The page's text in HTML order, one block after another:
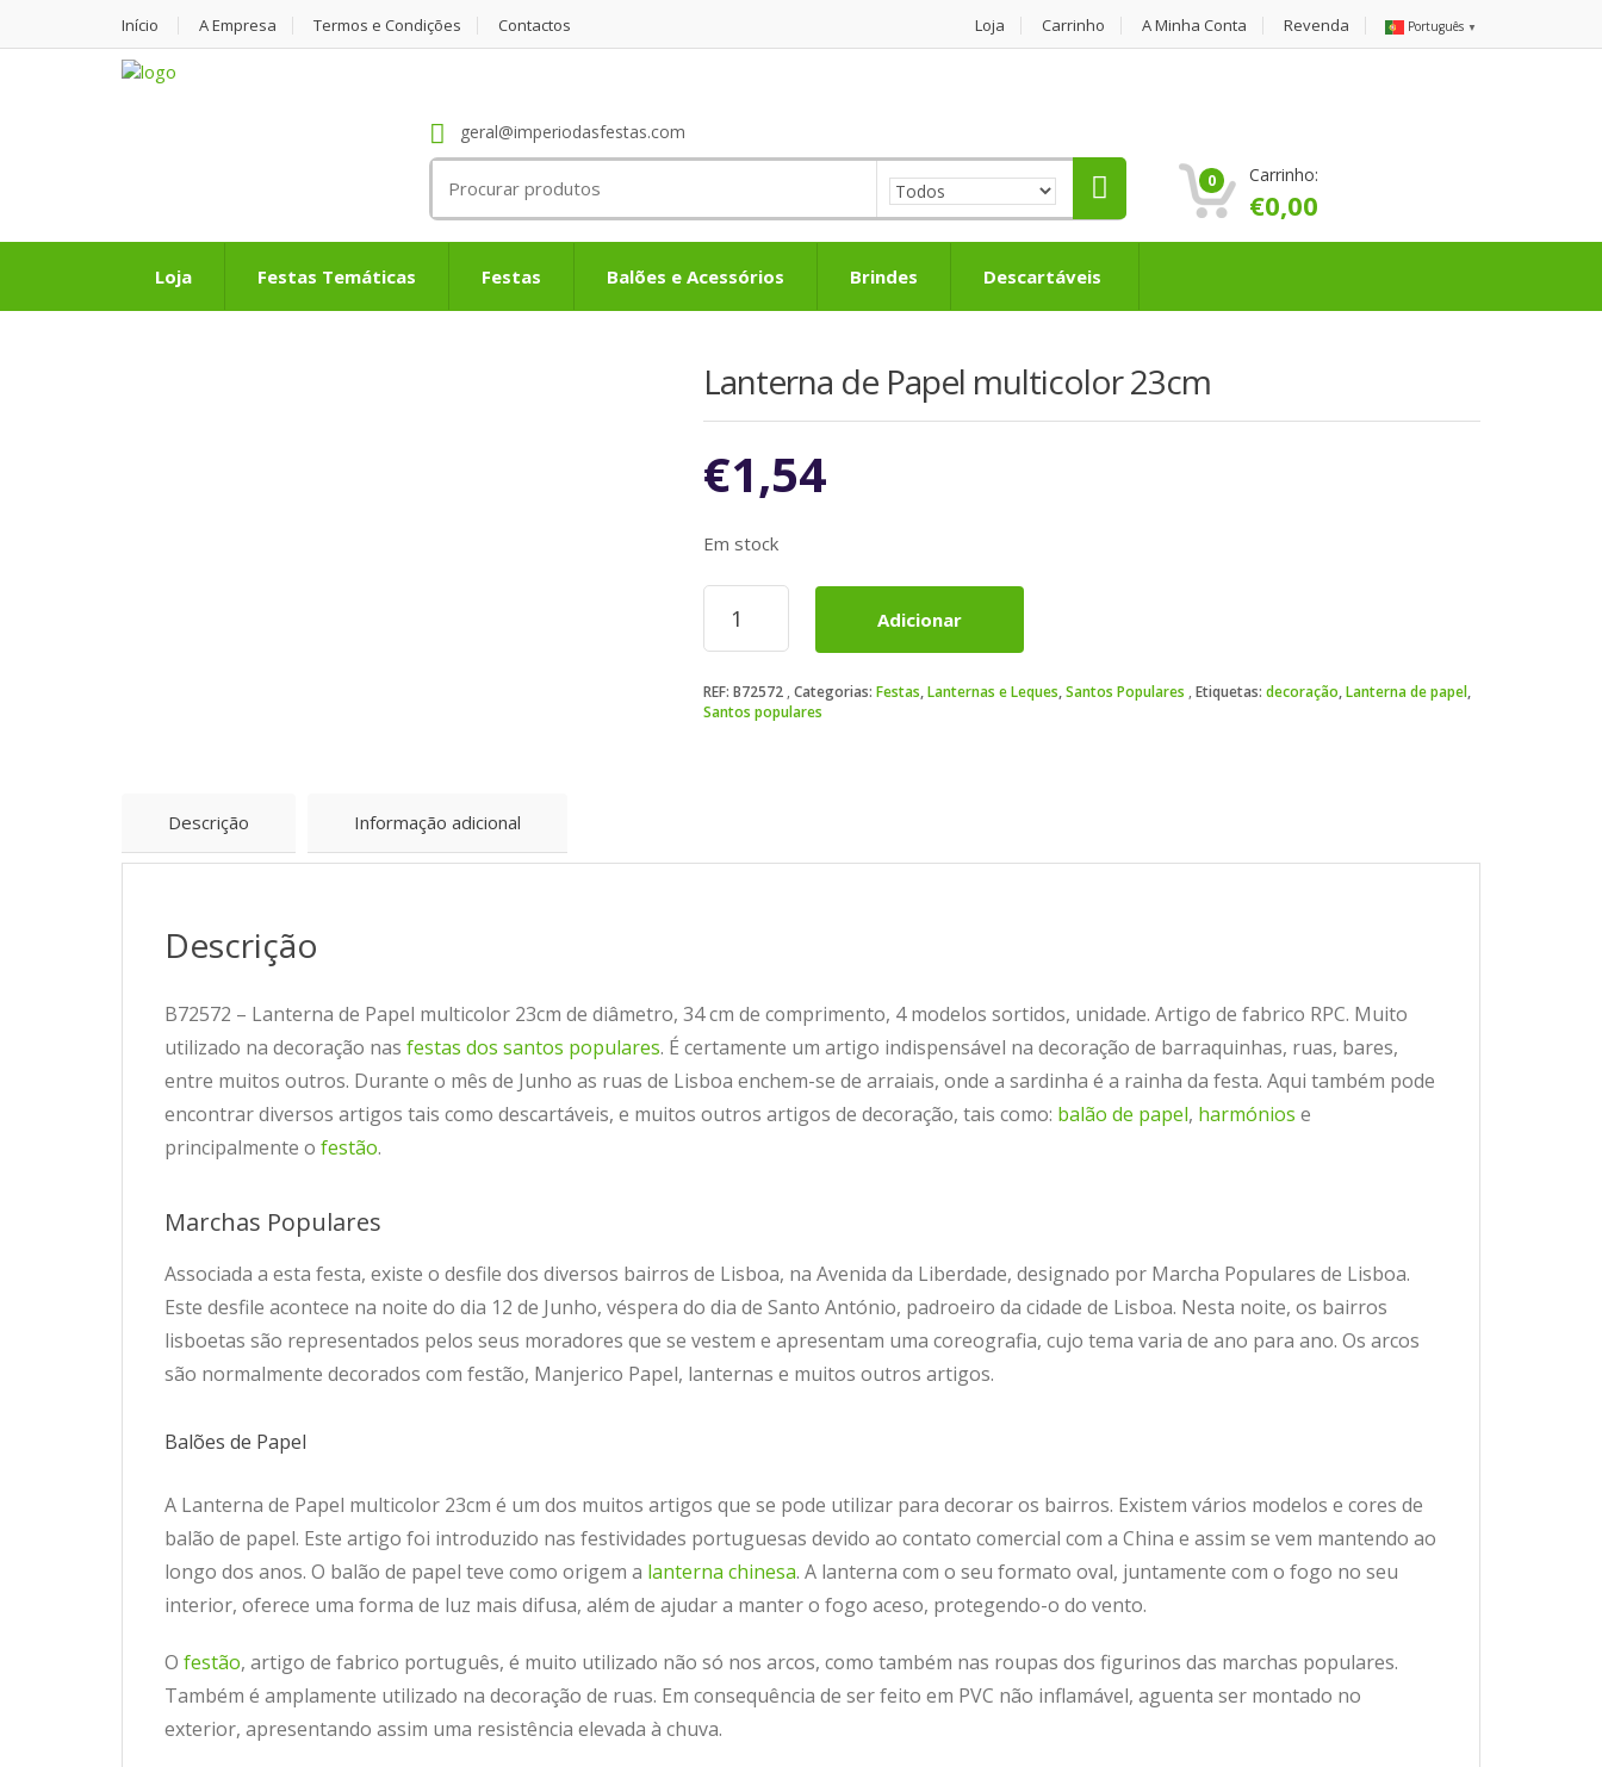
Início A Empresa Termos e Condições Contactos Loja Carrinho A Minha Conta Revenda Português ▼
geral@imperiodasfestas.com
for:
0 Carrinho:
€0,00
Loja Festas Temáticas Festas Balões e Acessórios Brindes Descartáveis
Lanterna de Papel multicolor 23cm
€1,54
Em stock
Quantidade
Lanterna
Papel
multicolor
Adicionar
REF: B72572 Categorias: Festas,Lanternas e Leques,Santos Populares Etiquetas: decoração,Lanterna de papel,
Santos populares
Descrição Informação adicional
Descrição
B72572 – Lanterna de Papel multicolor 23cm de diâmetro, 34 cm de comprimento, 4 modelos sortidos, unidade. Artigo de fabrico RPC. Muito
utilizado na decoração nas festas dos santos populares. É certamente um artigo indispensável na decoração de barraquinhas, ruas, bares,
entre muitos outros. Durante o mês de Junho as ruas de Lisboa enchem-se de arraiais, onde a sardinha é a rainha da festa. Aqui também pode
encontrar diversos artigos tais como descartáveis, e muitos outros artigos de decoração, tais como: balão de papel, harmónios e
principalmente o festão.
Marchas Populares
Associada a esta festa, existe o desfile dos diversos bairros de Lisboa, na Avenida da Liberdade, designado por Marcha Populares de Lisboa.
Este desfile acontece na noite do dia 12 de Junho, véspera do dia de Santo António, padroeiro da cidade de Lisboa. Nesta noite, os bairros
lisboetas são representados pelos seus moradores que se vestem e apresentam uma coreografia, cujo tema varia de ano para ano. Os arcos
são normalmente decorados com festão, Manjerico Papel, lanternas e muitos outros artigos.
Balões de Papel
A Lanterna de Papel multicolor 23cm é um dos muitos artigos que se pode utilizar para decorar os bairros. Existem vários modelos e cores de
balão de papel. Este artigo foi introduzido nas festividades portuguesas devido ao contato comercial com a China e assim se vem mantendo ao
longo dos anos. O balão de papel teve como origem a lanterna chinesa. A lanterna com o seu formato oval, juntamente com o fogo no seu
interior, oferece uma forma de luz mais difusa, além de ajudar a manter o fogo aceso, protegendo-o do vento.
O festão, artigo de fabrico português, é muito utilizado não só nos arcos, como também nas roupas dos figurinos das marchas populares.
Também é amplamente utilizado na decoração de ruas. Em consequência de ser feito em PVC não inflamável, aguenta ser montado no
exterior, apresentando assim uma resistência elevada à chuva.